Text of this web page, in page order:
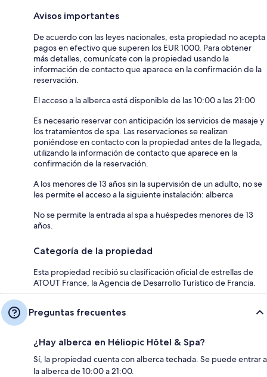
Avisos importantes
De acuerdo con las leyes nacionales, esta propiedad no acepta
pagos en efectivo que superen los EUR 1000. Para obtener
más detalles, comunícate con la propiedad usando la
información de contacto que aparece en la confirmación de la
reservación.
El acceso a la alberca está disponible de las 10:00 a las 21:00
Es necesario reservar con anticipación los servicios de masaje y
los tratamientos de spa. Las reservaciones se realizan
poniéndose en contacto con la propiedad antes de la llegada,
utilizando la información de contacto que aparece en la
confirmación de la reservación.
A los menores de 13 años sin la supervisión de un adulto, no se
les permite el acceso a la siguiente instalación: alberca
No se permite la entrada al spa a huéspedes menores de 13
años.
Categoría de la propiedad
Esta propiedad recibió su clasificación oficial de estrellas de
ATOUT France, la Agencia de Desarrollo Turístico de Francia.
Preguntas frecuentes
¿Hay alberca en Héliopic Hôtel & Spa?
Sí, la propiedad cuenta con alberca techada. Se puede entrar a
la alberca de 10:00 a 21:00.